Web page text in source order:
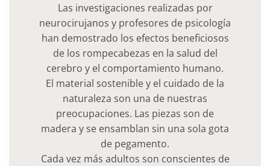
Las investigaciones realizadas por
neurocirujanos y profesores de psicología
han demostrado los efectos beneficiosos
de los rompecabezas en la salud del
cerebro y el comportamiento humano.
El material sostenible y el cuidado de la
naturaleza son una de nuestras
preocupaciones. Las piezas son de
madera y se ensamblan sin una sola gota
de pegamento.
Cada vez más adultos son conscientes de